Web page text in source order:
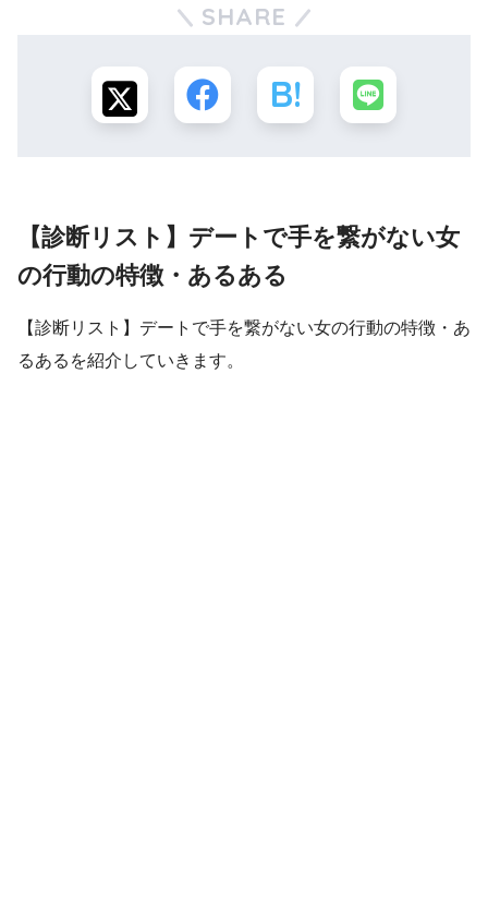
SHARE
【診断リスト】デートで手を繋がない女
の行動の特徴・あるある
【診断リスト】デートで手を繋がない女の行動の特徴・あ
るあるを紹介していきます。